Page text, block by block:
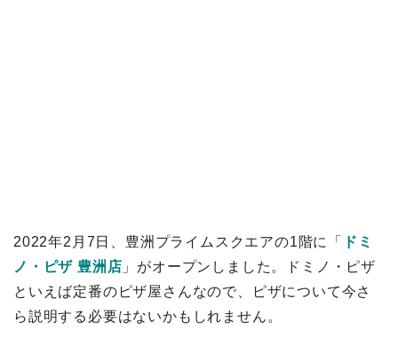
2022年2月7日、豊洲プライムスクエアの1階に「
ドミ
ノ・ピザ 豊洲店 」がオープンしました。ドミノ・ピザ
といえば定番のピザ屋さんなので、ピザについて今さ
ら説明する必要はないかもしれません。